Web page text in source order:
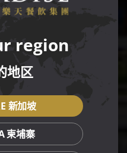
region
地区
新加坡
柬埔寨